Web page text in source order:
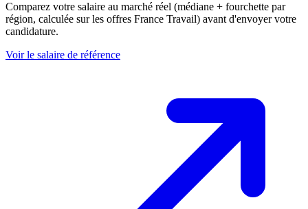
Comparez votre salaire au marché réel (médiane + fourchette par
région, calculée sur les offres France Travail) avant d'envoyer votre
candidature.
Voir le salaire de référence